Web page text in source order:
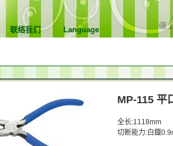
联络我们 Language
MP-115 平
全长:1118mm
切断能力:白鐡